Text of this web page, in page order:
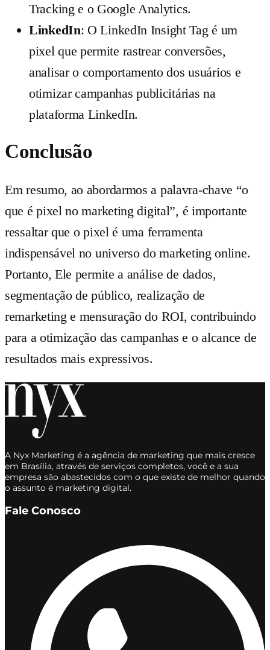
Tracking e o Google Analytics.
LinkedIn: O LinkedIn Insight Tag é um
pixel que permite rastrear conversões,
analisar o comportamento dos usuários e
otimizar campanhas publicitárias na
plataforma LinkedIn.
Conclusão
Em resumo, ao abordarmos a palavra-chave “o
que é pixel no marketing digital”, é importante
ressaltar que o pixel é uma ferramenta
indispensável no universo do marketing online.
Portanto, Ele permite a análise de dados,
segmentação de público, realização de
remarketing e mensuração do ROI, contribuindo
para a otimização das campanhas e o alcance de
resultados mais expressivos.
A Nyx Marketing é a agência de marketing que mais cresce
em Brasília, através de serviços completos, você e a sua
empresa são abastecidos com o que existe de melhor quando
o assunto é marketing digital.
Fale Conosco